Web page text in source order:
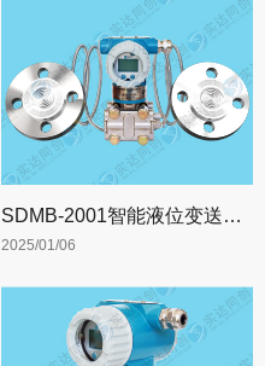
SDMB-2001智能液位变送器【2001TL2】
2025/01/06